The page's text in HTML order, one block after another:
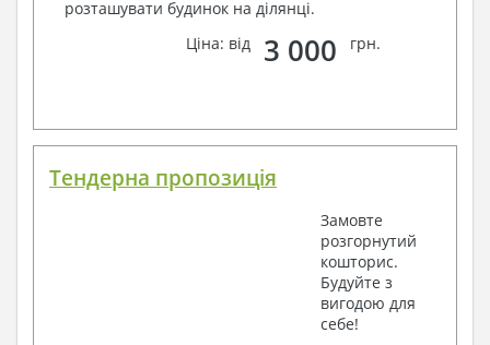
розташувати будинок на ділянці.
Ціна: від
3 000 грн.
Тендерна пропозиція
Замовте
розгорнутий
кошторис.
Будуйте з
вигодою для
себе!